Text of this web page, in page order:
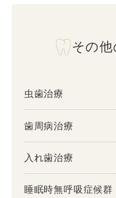
その
虫歯治療
歯周病治療
入れ歯治療
睡眠時無呼吸症候群